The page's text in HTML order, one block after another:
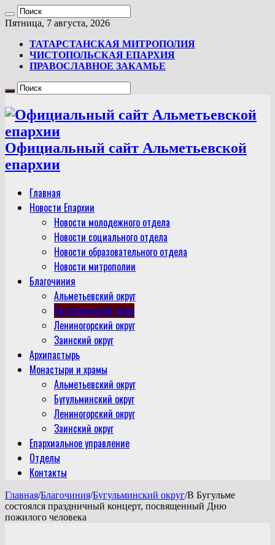
Пятница, 7 августа, 2026
ТАТАРСТАНСКАЯ МИТРОПОЛИЯ
ЧИСТОПОЛЬСКАЯ ЕПАРХИЯ
ПРАВОСЛАВНОЕ ЗАКАМЬЕ
Официальный сайт Альметьевской
епархии
Главная
Новости Епархии
Новости молодежного отдела
Новости социального отдела
Новости образовательного отдела
Новости митрополии
Благочиния
Альметьевский округ
Бугульминский округ
Лениногорский округ
Заинский округ
Архипастырь
Монастыри и храмы
Альметьевский округ
Бугульминский округ
Лениногорский округ
Заинский округ
Епархиальное управление
Отделы
Контакты
Главная/Благочиния/Бугульминский округ/В Бугульме
состоялся праздничный концерт, посвященный Дню
пожилого человека